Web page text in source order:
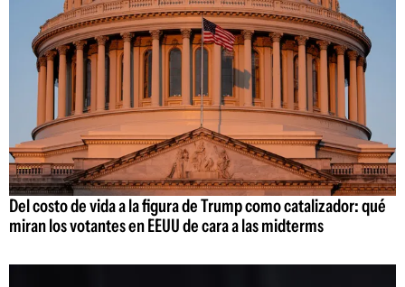
Del costo de vida a la figura de Trump como catalizador: qué
miran los votantes en EEUU de cara a las midterms